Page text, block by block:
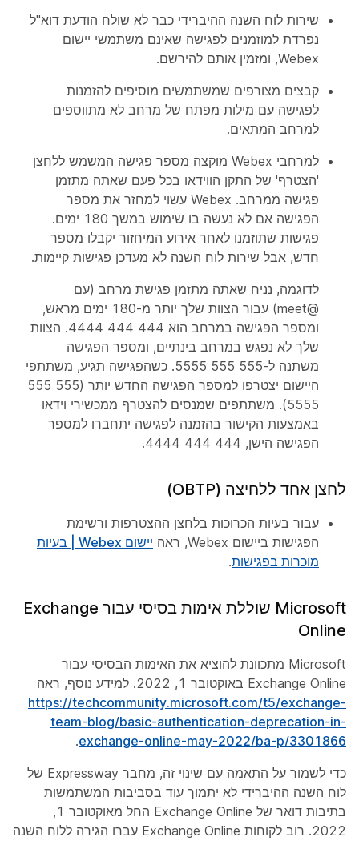
שירות לוח השנה ההיברידי כבר לא שולח הודעת דוא"ל
נפרדת למוזמנים לפגישה שאינם משתמשי יישום
Webex, ומזמין אותם להירשם.
קבצים מצורפים שמשתמשים מוסיפים להזמנות
לפגישה עם מילות מפתח של מרחב לא מתווספים
למרחב המתאים.
למרחבי Webex מוקצה מספר פגישה המשמש ללחצן
'הצטרף' של התקן הווידאו בכל פעם שאתה מתזמן
פגישה ממרחב. Webex עשוי למחזר את מספר
הפגישה אם לא נעשה בו שימוש במשך 180 ימים.
פגישות שתוזמנו לאחר אירוע המיחזור יקבלו מספר
חדש, אבל שירות לוח השנה לא מעדכן פגישות קיימות.
לדוגמה, נניח שאתה מתזמן פגישת מרחב (עם
@meet) עבור הצוות שלך יותר מ-180 ימים מראש,
ומספר הפגישה במרחב הוא 444 444 4444. הצוות
שלך לא נפגש במרחב בינתיים, ומספר הפגישה
משתנה ל-555 555 5555. כשהפגישה תגיע, משתתפי
היישום יצטרפו למספר הפגישה החדש יותר (555 555
5555). משתתפים שמנסים להצטרף ממכשירי וידאו
באמצעות הקישור בהזמנה לפגישה יתחברו למספר
הפגישה הישן, 444 444 4444.
לחצן אחד ללחיצה (OBTP)
עבור בעיות הכרוכות בלחצן ההצטרפות ורשימת
הפגישות ביישום Webex, ראה
יישום Webex | בעיות
מוכרות בפגישות.
Microsoft שוללת אימות בסיסי עבור Exchange
Online
Microsoft מתכוונת להוציא את האימות הבסיסי עבור
Exchange Online באוקטובר 1, ‏2022. למידע נוסף, ראה
https://techcommunity.microsoft.com/t5/exchange-
team-blog/basic-authentication-deprecation-in-
exchange-online-may-2022/ba-p/3301866
.
כדי לשמור על התאמה עם שינוי זה, מחבר Expressway של
לוח השנה ההיברידי לא יתמוך עוד בסביבות המשתמשות
בתיבות דואר של Exchange Online החל מאוקטובר 1,
‏2022. רוב לקוחות Exchange Online עברו הגירה ללוח השנה